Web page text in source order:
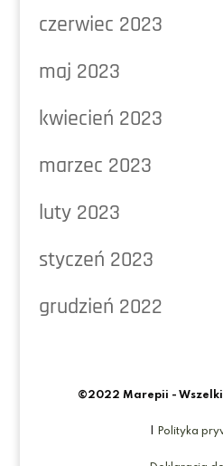
czerwiec 2023
maj 2023
kwiecień 2023
marzec 2023
luty 2023
styczeń 2023
grudzień 2022
©2022 Marepii -
Polityka